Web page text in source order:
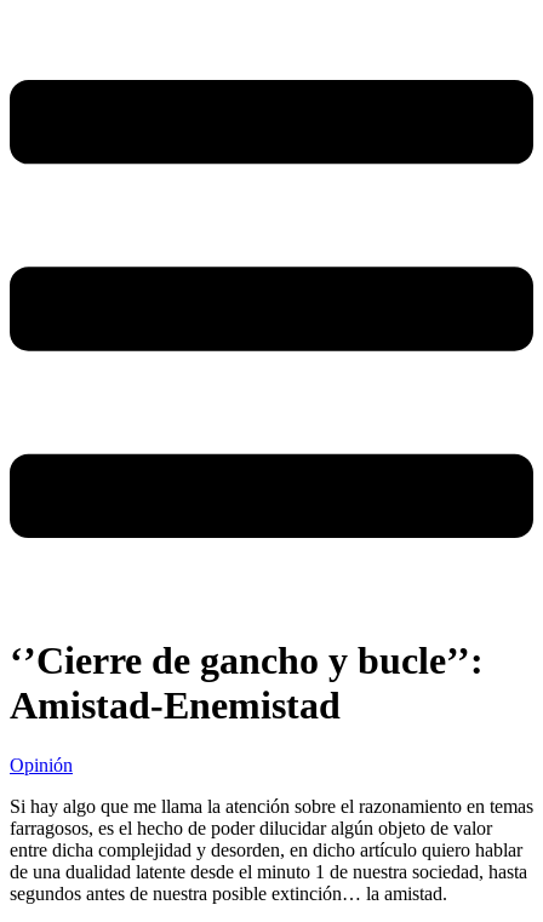
‘’Cierre de gancho y bucle’’:
Amistad-Enemistad
Opinión
Si hay algo que me llama la atención sobre el razonamiento en temas
farragosos, es el hecho de poder dilucidar algún objeto de valor
entre dicha complejidad y desorden, en dicho artículo quiero hablar
de una dualidad latente desde el minuto 1 de nuestra sociedad, hasta
segundos antes de nuestra posible extinción… la amistad.